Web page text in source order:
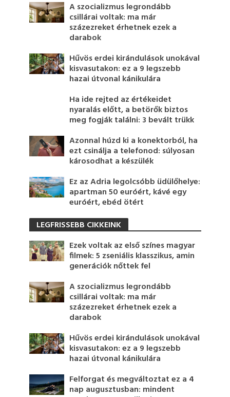
A szocializmus legrondább
csillárai voltak: ma már
százezreket érhetnek ezek a
darabok
Hűvös erdei kirándulások unokával
kisvasutakon: ez a 9 legszebb
hazai útvonal kánikulára
Ha ide rejted az értékeidet
nyaralás előtt, a betörők biztos
meg fogják találni: 3 bevált trükk
Azonnal húzd ki a konektorból, ha
ezt csinálja a telefonod: súlyosan
károsodhat a készülék
Ez az Adria legolcsóbb üdülőhelye:
apartman 50 euróért, kávé egy
euróért, ebéd ötért
LEGFRISSEBB CIKKEINK
Ezek voltak az első színes magyar
filmek: 5 zseniális klasszikus, amin
generációk nőttek fel
A szocializmus legrondább
csillárai voltak: ma már
százezreket érhetnek ezek a
darabok
Hűvös erdei kirándulások unokával
kisvasutakon: ez a 9 legszebb
hazai útvonal kánikulára
Felforgat és megváltoztat ez a 4
nap augusztusban: mindent